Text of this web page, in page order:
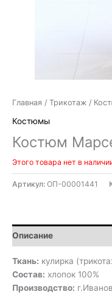
Главная / Трикотаж /
Костюмы
Костюм
Этого товара нет в
Артикул: ОП-00001441
Описание
Ткань: кулирка
Состав: хлопок 100%
Производство: